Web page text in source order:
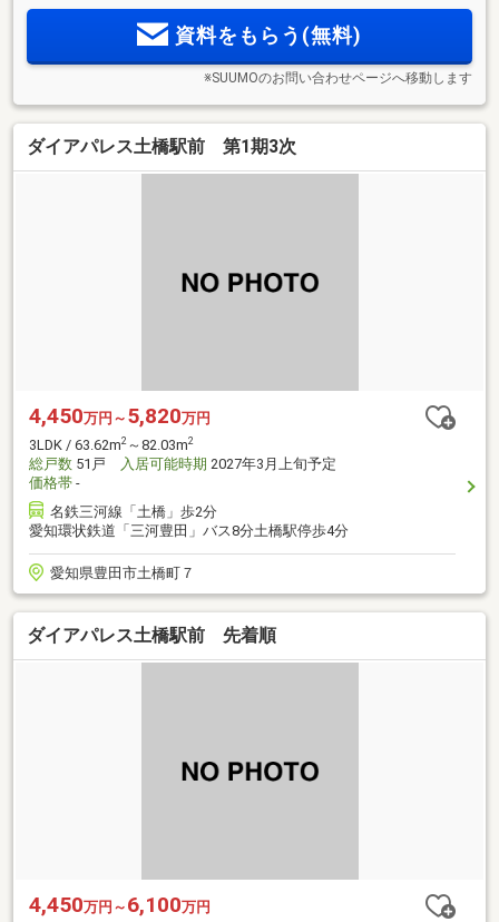
間、ディスポーザーが快適な日常をサポート／1LDK53.09m2
2の多彩なプラン
資料をもらう(無料)
※SUUMOのお問い合わせページへ移動します
ダイアパレス土橋駅前 第1期3次
4,450万円～ 5,820万円
3LDK / 63.62m2 ～82.03m2
総戸数 51戸 入居可能時期 2027年3月上旬予定
価格帯 -
名鉄三河線「土橋」歩2分
愛知環状鉄道「三河豊田」バス8分土橋駅停歩4分
愛知県豊田市土橋町７
ダイアパレス土橋駅前 先着順
4,450万円～ 6,100万円